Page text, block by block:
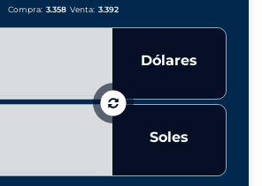
Compra: 3.358 Venta: 3.392
Dólares
Soles